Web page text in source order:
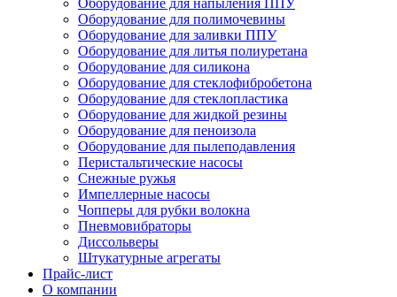
Оборудование для напыления ППУ
Оборудование для полимочевины
Оборудование для заливки ППУ
Оборудование для литья полиуретана
Оборудование для силикона
Оборудование для стеклофибробетона
Оборудование для стеклопластика
Оборудование для жидкой резины
Оборудование для пеноизола
Оборудование для пылеподавления
Перистальтические насосы
Снежные ружья
Импеллерные насосы
Чопперы для рубки волокна
Пневмовибраторы
Диссольверы
Штукатурные агрегаты
Прайс-лист
О компании